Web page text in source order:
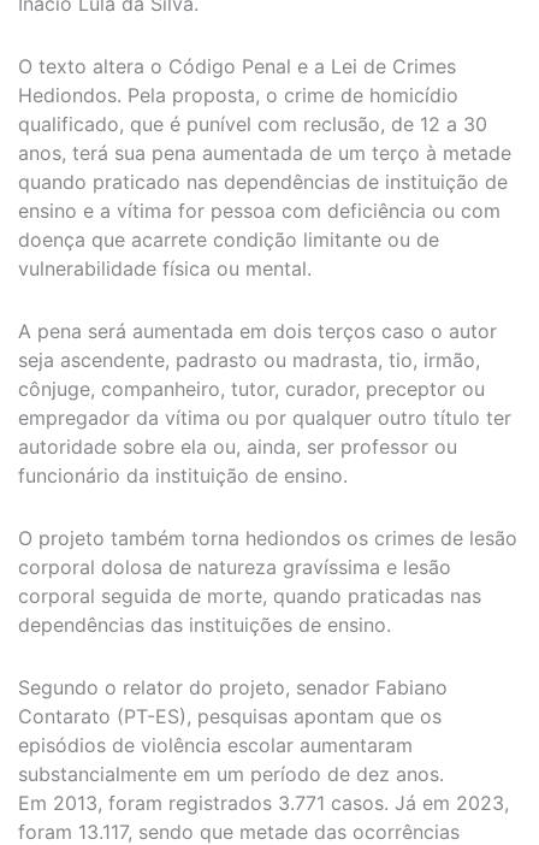
O texto altera o Código Penal e a Lei de Crimes
Hediondos. Pela proposta, o crime de homicídio
qualificado, que é punível com reclusão, de 12 a 30
anos, terá sua pena aumentada de um terço à metade
quando praticado nas dependências de instituição de
ensino e a vítima for pessoa com deficiência ou com
doença que acarrete condição limitante ou de
vulnerabilidade física ou mental.
A pena será aumentada em dois terços caso o autor
seja ascendente, padrasto ou madrasta, tio, irmão,
cônjuge, companheiro, tutor, curador, preceptor ou
empregador da vítima ou por qualquer outro título ter
autoridade sobre ela ou, ainda, ser professor ou
funcionário da instituição de ensino.
O projeto também torna hediondos os crimes de lesão
corporal dolosa de natureza gravíssima e lesão
corporal seguida de morte, quando praticadas nas
dependências das instituições de ensino.
Segundo o relator do projeto, senador Fabiano
Contarato (PT-ES), pesquisas apontam que os
episódios de violência escolar aumentaram
substancialmente em um período de dez anos.
Em 2013, foram registrados 3.771 casos. Já em 2023,
foram 13.117, sendo que metade das ocorrências